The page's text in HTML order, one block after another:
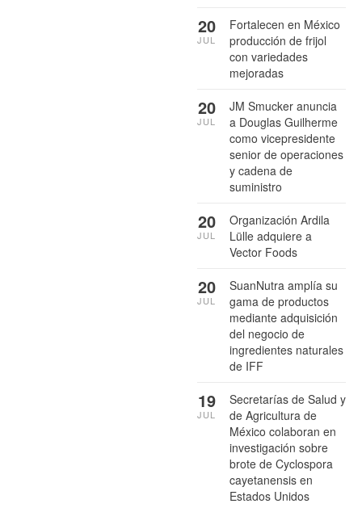
Fortalecen en México
producción de frijol
con variedades
mejoradas
20
JUL
JM Smucker anuncia
a Douglas Guilherme
como vicepresidente
senior de operaciones
y cadena de
suministro
20
JUL
Organización Ardila
Lülle adquiere a
Vector Foods
20
JUL
SuanNutra amplía su
gama de productos
mediante adquisición
del negocio de
ingredientes naturales
de IFF
20
JUL
Secretarías de Salud y
de Agricultura de
México colaboran en
investigación sobre
brote de Cyclospora
cayetanensis en
Estados Unidos
19
JUL